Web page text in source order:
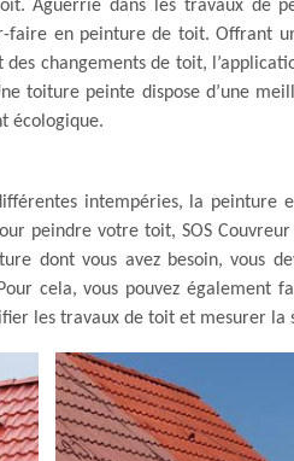
Aguerrie dans les travaux de
faire en peinture de toit. Offrant
changements de toit,
toiture peinte dispose d’une
écologique.
intempéries, la peinture
peindre votre toit, SOS
dont vous avez besoin, vous
cela, vous pouvez également
les travaux de toit et mesurer la